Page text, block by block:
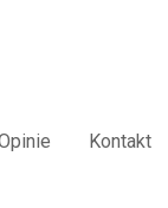
Kontakt